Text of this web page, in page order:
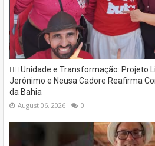
✊🏽 Unidade e Transformação: Projeto
Jerônimo e Neusa Cadore Reafirma
da Bahia
August 06, 2026 0